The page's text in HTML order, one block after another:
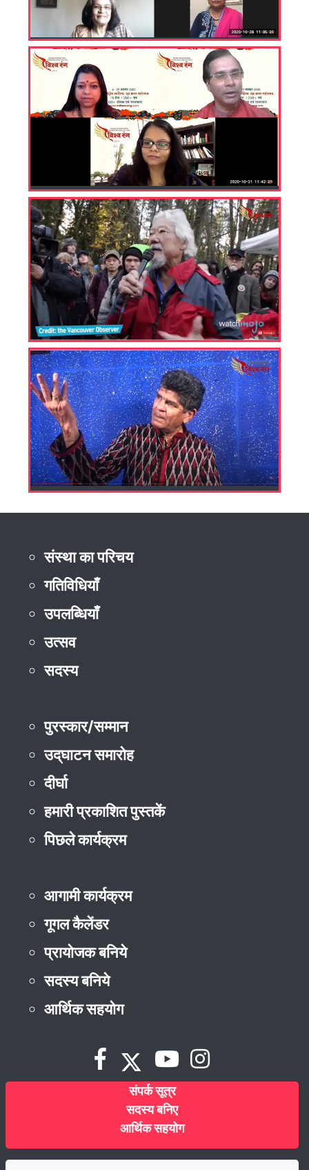
संस्था का परिचय
गतिविधियाँ
उपलब्धियाँ
उत्सव
सदस्य
पुरस्कार/सम्मान
उद्‌घाटन समारोह
दीर्घा
हमारी प्रकाशित पुस्तकें
पिछले कार्यक्रम
आगामी कार्यक्रम
गूगल कैलेंडर
प्रायोजक बनिये
सदस्य बनिये
आर्थिक सहयोग
संपर्क सूत्र
सदस्य बनिए
आर्थिक सहयोग